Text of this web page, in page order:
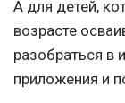
А для детей,
возрасте
разобраться в
приложения и